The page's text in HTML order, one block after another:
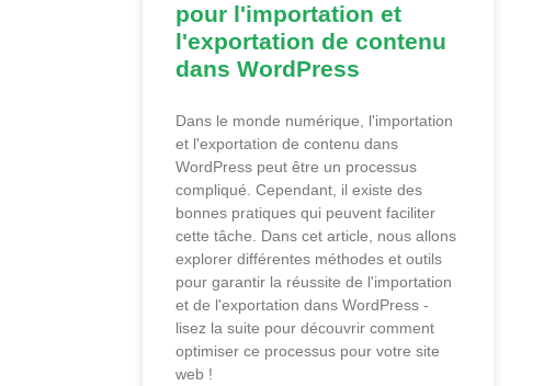
pour l'importation et
l'exportation de contenu
dans WordPress
Dans le monde numérique, l'importation
et l'exportation de contenu dans
WordPress peut être un processus
compliqué. Cependant, il existe des
bonnes pratiques qui peuvent faciliter
cette tâche. Dans cet article, nous allons
explorer différentes méthodes et outils
pour garantir la réussite de l'importation
et de l'exportation dans WordPress -
lisez la suite pour découvrir comment
optimiser ce processus pour votre site
web !